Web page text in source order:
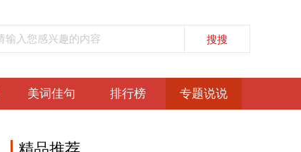
美词佳句 排行榜 专题说说